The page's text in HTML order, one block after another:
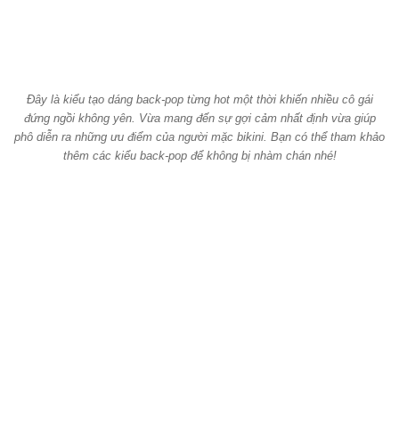
Đây là kiểu tạo dáng back-pop từng hot một thời khiến nhiều cô gái
đứng ngồi không yên. Vừa mang đến sự gợi cảm nhất định vừa giúp
phô diễn ra những ưu điểm của người mặc bikini. Bạn có thể tham khảo
thêm các kiểu back-pop để không bị nhàm chán nhé!